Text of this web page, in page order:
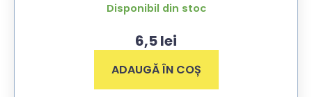
Disponibil din stoc
6,5lei
ADAUGĂ ÎN COȘ